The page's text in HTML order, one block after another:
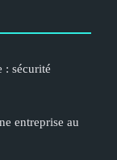
: sécurité
entreprise au